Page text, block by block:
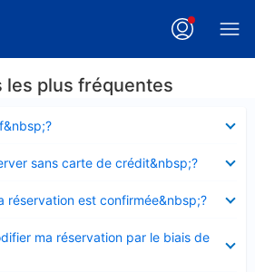
les plus fréquentes
sans carte de crédit&nbsp;?
réservation est confirmée&nbsp;?
ma réservation par le biais de